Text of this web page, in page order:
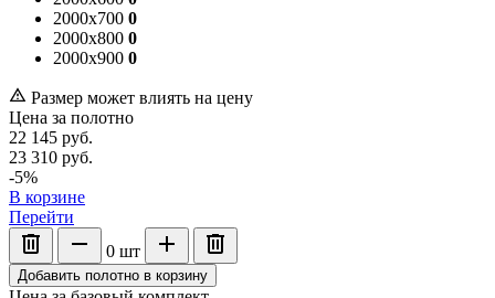
2000x700 0
2000x800 0
2000x900 0
Размер может влиять на цену
Цена за полотно
22 145 руб.
23 310 руб.
-5%
В корзине
Перейти
0 шт
Добавить полотно в корзину